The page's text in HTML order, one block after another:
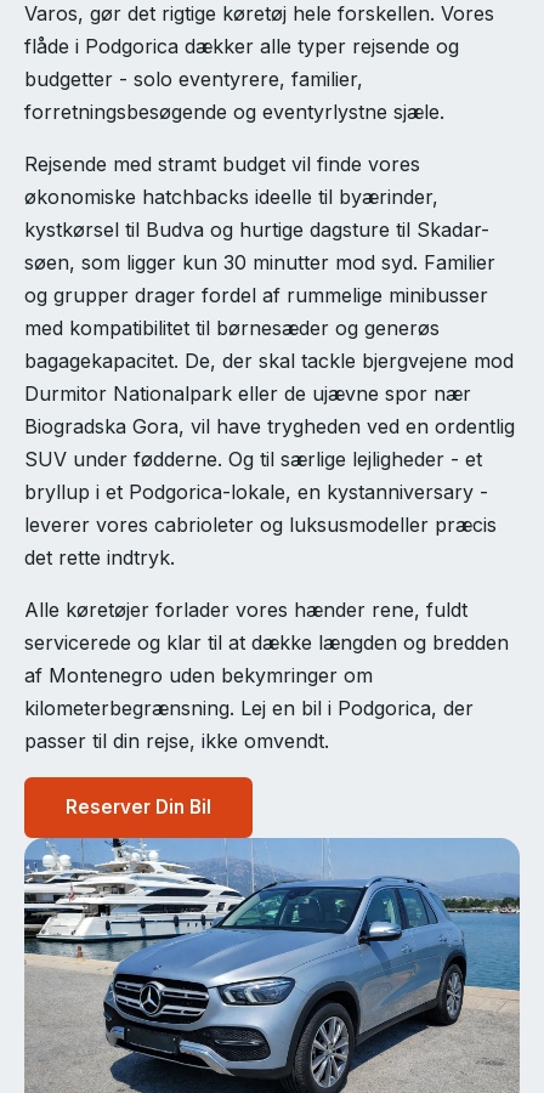
Varos, gør det rigtige køretøj hele forskellen. Vores
flåde i Podgorica dækker alle typer rejsende og
budgetter - solo eventyrere, familier,
forretningsbesøgende og eventyrlystne sjæle.
Rejsende med stramt budget vil finde vores
økonomiske hatchbacks ideelle til byærinder,
kystkørsel til Budva og hurtige dagsture til Skadar-
søen, som ligger kun 30 minutter mod syd. Familier
og grupper drager fordel af rummelige minibusser
med kompatibilitet til børnesæder og generøs
bagagekapacitet. De, der skal tackle bjergvejene mod
Durmitor Nationalpark eller de ujævne spor nær
Biogradska Gora, vil have trygheden ved en ordentlig
SUV under fødderne. Og til særlige lejligheder - et
bryllup i et Podgorica-lokale, en kystanniversary -
leverer vores cabrioleter og luksusmodeller præcis
det rette indtryk.
Alle køretøjer forlader vores hænder rene, fuldt
servicerede og klar til at dække længden og bredden
af Montenegro uden bekymringer om
kilometerbegrænsning. Lej en bil i Podgorica, der
passer til din rejse, ikke omvendt.
Reserver Din Bil